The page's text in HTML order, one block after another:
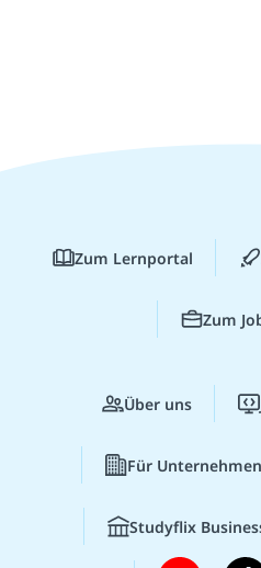
Zum Lernportal
Zum
Über uns
Für Unternehmen
Studyflix